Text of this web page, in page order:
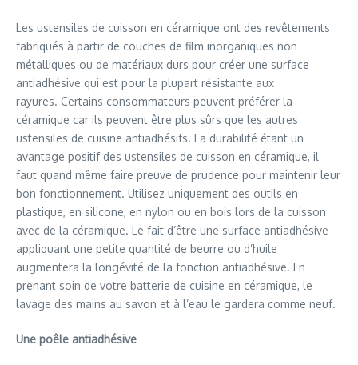
Les ustensiles de cuisson en céramique ont des revêtements
fabriqués à partir de couches de film inorganiques non
métalliques ou de matériaux durs pour créer une surface
antiadhésive qui est pour la plupart résistante aux
rayures. Certains consommateurs peuvent préférer la
céramique car ils peuvent être plus sûrs que les autres
ustensiles de cuisine antiadhésifs. La durabilité étant un
avantage positif des ustensiles de cuisson en céramique, il
faut quand même faire preuve de prudence pour maintenir leur
bon fonctionnement. Utilisez uniquement des outils en
plastique, en silicone, en nylon ou en bois lors de la cuisson
avec de la céramique. Le fait d’être une surface antiadhésive
appliquant une petite quantité de beurre ou d’huile
augmentera la longévité de la fonction antiadhésive. En
prenant soin de votre batterie de cuisine en céramique, le
lavage des mains au savon et à l’eau le gardera comme neuf.
Une poêle antiadhésive